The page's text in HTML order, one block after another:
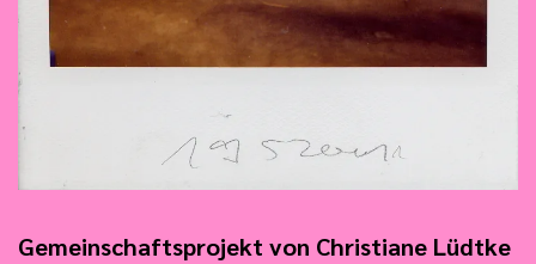
Gemeinschaftsprojekt von Christiane Lüdtke